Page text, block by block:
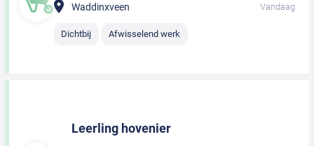
Waddinxveen Vandaag
Dichtbij Afwisselend werk
Leerling hovenier